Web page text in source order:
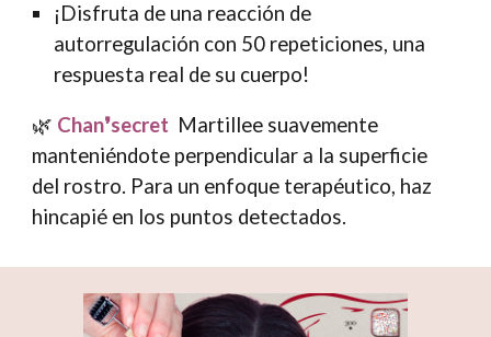
¡Disfruta de una reacción de
autorregulación con 50 repeticiones, una
respuesta real de su cuerpo!
🌿 Chan❜secret Martillee suavemente
manteniéndote perpendicular a la superficie
del rostro. Para un enfoque terapéutico, haz
hincapié en los puntos detectados.